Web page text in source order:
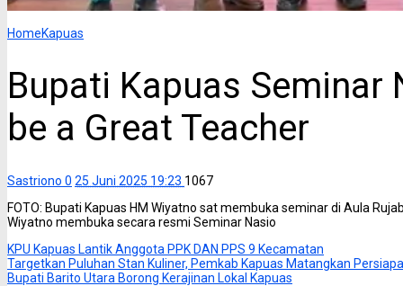
HomeKapuas
Bupati Kapuas Seminar
be a Great Teacher
Sastriono 0 25 Juni 2025 19:23 1067
FOTO: Bupati Kapuas HM Wiyatno sat membuka seminar di Aula
Wiyatno membuka secara resmi Seminar Nasio
KPU Kapuas Lantik Anggota PPK DAN PPS 9 Kecamatan
Targetkan Puluhan Stan Kuliner, Pemkab Kapuas Matangkan
Bupati Barito Utara Borong Kerajinan Lokal Kapuas